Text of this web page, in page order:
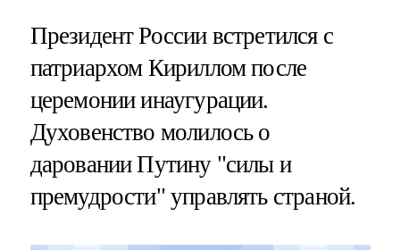
Президент России встретился с
патриархом Кириллом после
церемонии инаугурации.
Духовенство молилось о
даровании Путину "силы и
премудрости" управлять страной.